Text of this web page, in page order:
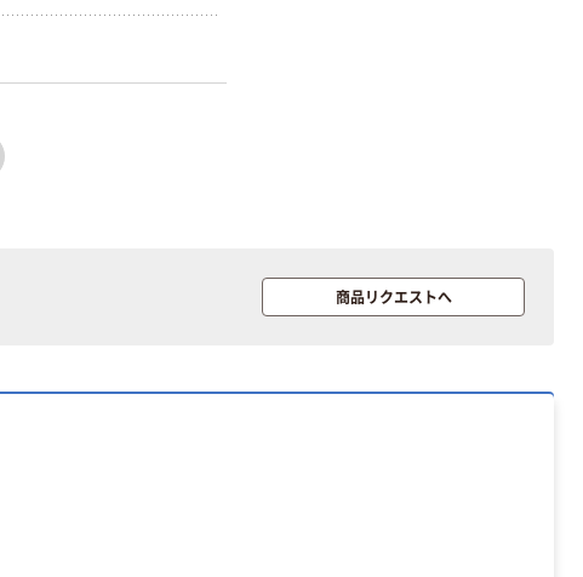
商品リクエストへ
アスクル はたら
ム INSTAX MINI
WW2
￥1,580~